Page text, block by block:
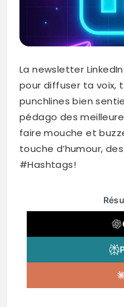
La newsletter
pour diffuser ta voix,
punchlines bien
pédago des
faire mouche et
touche d’humour,
#Hashtags!